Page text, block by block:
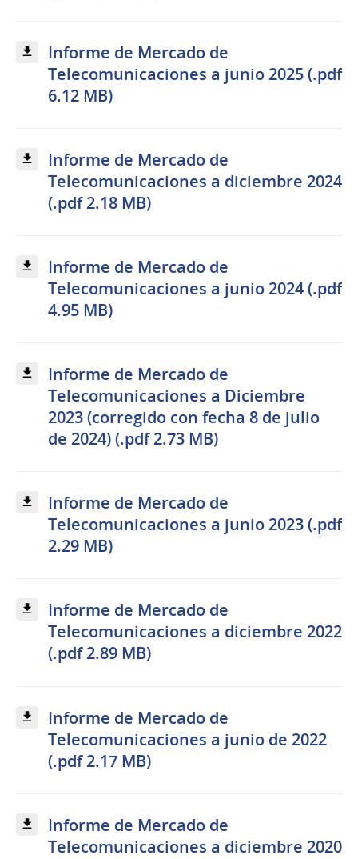
Informe de Mercado de
Telecomunicaciones a junio 2025 (.pdf
6.12 MB)
Informe de Mercado de
Telecomunicaciones a diciembre 2024
(.pdf 2.18 MB)
Informe de Mercado de
Telecomunicaciones a junio 2024 (.pdf
4.95 MB)
Informe de Mercado de
Telecomunicaciones a Diciembre
2023 (corregido con fecha 8 de julio
de 2024) (.pdf 2.73 MB)
Informe de Mercado de
Telecomunicaciones a junio 2023 (.pdf
2.29 MB)
Informe de Mercado de
Telecomunicaciones a diciembre 2022
(.pdf 2.89 MB)
Informe de Mercado de
Telecomunicaciones a junio de 2022
(.pdf 2.17 MB)
Informe de Mercado de
Telecomunicaciones a diciembre 2020